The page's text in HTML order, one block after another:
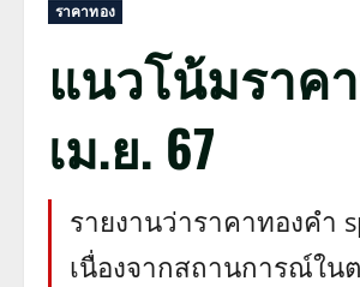
ราคาทอง
แนวโน้มราค
เม.ย. 67
รายงานว่าราคาทองคำ
เนื่องจากสถานการณ์ใ